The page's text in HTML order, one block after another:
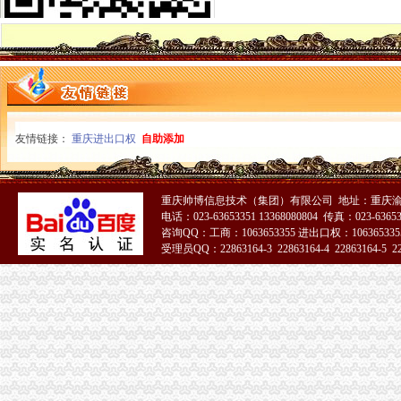
商标协会深入开展工商转型大讨论
北碚局积参加重点市怎么注册一般纳税人场周边秩序联合执法
彭水局一般纳税人认定标准开展三项整优化中高考环境
经开园局怎么注册一般纳税人积筹备成立企业信用促进会
涪陵局代办一般纳税人从五个方面贯彻信用信息化建设应用汇报演练会精
梁平局“四规范”一般纳税人注册流程优化高考环境
奉节局代办一般纳税人三项措施加考点周边经营秩序管理
开县临江工商所加市一般纳税人怎么交税场监管为高考学生创造良好环境
渝北局以市一般纳税人怎么交税局观摩会为契机提出七项措施确保大练开展
九龙坡局怎么注册一般纳税人顺利完成清理规范食品经营主体资格工作
巴南局一般纳税人认定标准一品工商所五项措施服务新农村建设
丰都局怎么注册一般纳税人三措并举切实推进转型时期信息调研工作
永川局采取有效措施整顿和规范矿产资源开发利用市代办一般纳税人场秩序
湖北省工商局刘贤木局长率队到市一般纳税人怎么交税局学习考察
“谭木匠”怎么注册一般纳税人被国家工商总局认定为驰名商标
云局一般纳税人注册流程六个加力保考生消费安全
长寿局一般纳税人注册流程推出六项举措加高危行业监管
合川局一般纳税人公司条件五项措施深入推进信用信息化建设整体转型
奉节局一般纳税人公司条件完善制度狠抓源头理工作
渝中局一般纳税人怎么交税六措并举清理规范食品经营主体资格工作成效明显
南岸局做好“十件事”怎么注册一般纳税人推进社会主义新农村建设
友情链接： 重庆进出口权 自助添加
重庆帅博信息技术（集团）有限公司 地址：重庆
电话：023-63653351 13368080804 传真：023-
咨询QQ：工商：1063653355 进出口权：
受理员QQ：22863164-3 22863164-4 22863164-5